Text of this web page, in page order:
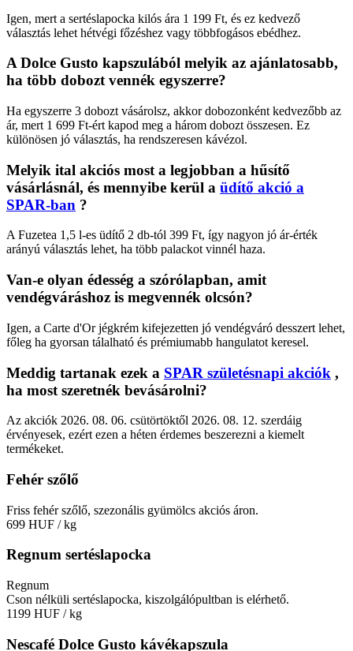
Igen, mert a sertéslapocka kilós ára 1 199 Ft, és ez kedvező
választás lehet hétvégi főzéshez vagy többfogásos ebédhez.
A Dolce Gusto kapszulából melyik az ajánlatosabb,
ha több dobozt vennék egyszerre?
Ha egyszerre 3 dobozt vásárolsz, akkor dobozonként kedvezőbb az
ár, mert 1 699 Ft-ért kapod meg a három dobozt összesen. Ez
különösen jó választás, ha rendszeresen kávézol.
Melyik ital akciós most a legjobban a hűsítő
vásárlásnál, és mennyibe kerül a üdítő akció a
SPAR-ban ?
A Fuzetea 1,5 l-es üdítő 2 db-tól 399 Ft, így nagyon jó ár-érték
arányú választás lehet, ha több palackot vinnél haza.
Van-e olyan édesség a szórólapban, amit
vendégváráshoz is megvennék olcsón?
Igen, a Carte d'Or jégkrém kifejezetten jó vendégváró desszert lehet,
főleg ha gyorsan tálalható és prémiumabb hangulatot keresel.
Meddig tartanak ezek a SPAR születésnapi akciók ,
ha most szeretnék bevásárolni?
Az akciók 2026. 08. 06. csütörtöktől 2026. 08. 12. szerdáig
érvényesek, ezért ezen a héten érdemes beszerezni a kiemelt
termékeket.
Fehér szőlő
Friss fehér szőlő, szezonális gyümölcs akciós áron.
699 HUF / kg
Regnum sertéslapocka
Regnum
Cson nélküli sertéslapocka, kiszolgálópultban is elérhető.
1199 HUF / kg
Nescafé Dolce Gusto kávékapszula